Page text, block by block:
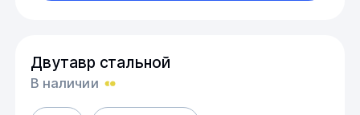
Двутавр стальной
В наличии